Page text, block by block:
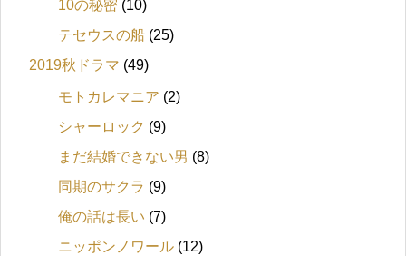
10の秘密 (10)
テセウスの船 (25)
2019秋ドラマ (49)
モトカレマニア (2)
シャーロック (9)
まだ結婚できない男 (8)
同期のサクラ (9)
俺の話は長い (7)
ニッポンノワール (12)